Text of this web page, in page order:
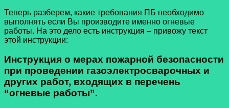
Теперь разберем, какие требования ПБ необходимо
выполнять если Вы производите именно огневые
работы. На это дело есть инструкция – привожу текст
этой инструкции:
Инструкция о мерах пожарной безопасности
при проведении газоэлектросварочных и
других работ, входящих в перечень
“огневые работы”.